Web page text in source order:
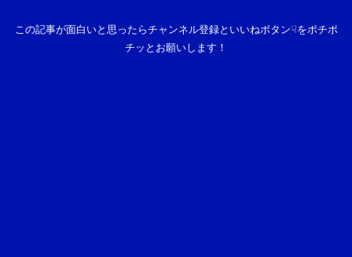
この記事が面白いと思ったらチャンネル登録といいねボタン☟をポチポ
チッとお願いします！